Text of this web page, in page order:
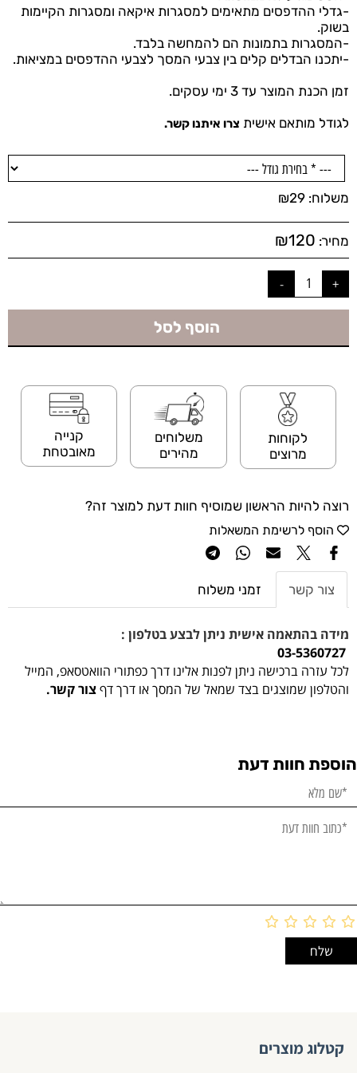
-גדלי ההדפסים מתאימים למסגרות איקאה ומסגרות הקיימות
בשוק.
-המסגרות בתמונות הם להמחשה בלבד.
-יתכנו הבדלים קלים בין צבעי המסך לצבעי ההדפסים במציאות.
זמן הכנת המוצר עד 3 ימי עסקים.
לגודל מותאם אישית צרו איתנו קשר.
משלוח: ₪29
מחיר: ₪120
הוסף לסל
לקוחות
מרוצים
משלוחים
מהירים
קנייה
מאובטחת
רוצה להיות הראשון שמוסיף חוות דעת למוצר זה?
הוסף לרשימת המשאלות
צור קשר זמני משלוח
מידה בהתאמה אישית ניתן לבצע בטלפון :
03-5360727
לכל עזרה ברכישה ניתן לפנות אלינו דרך כפתורי הוואטסאפ, המייל
והטלפון שמוצגים בצד שמאל של המסך או דרך דףצור קשר.
הוספת חוות דעת
קטלוג מוצרים